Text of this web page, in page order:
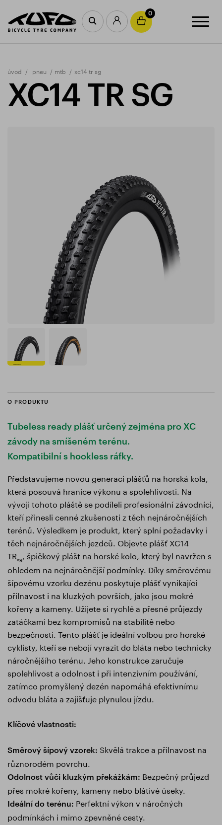
0
úvod pneu mtb xc14 tr sg
XC14 TR SG
O PRODUKTU
Tubeless ready plášť určený zejména pro XC
závody na smíšeném terénu.
Kompatibilní s hookless ráfky.
Představujeme novou generaci plášťů na horská kola,
která posouvá hranice výkonu a spolehlivosti. Na
vývoji tohoto pláště se podíleli profesionální závodníci,
kteří přinesli cenné zkušenosti z těch nejnáročnějších
terénů. Výsledkem je produkt, který splní požadavky i
těch nejnáročnějších jezdců. Objevte plášť XC14
TRsg, špičkový plášt na horské kolo, který byl navržen s
ohledem na nejnáročnější podmínky. Díky směrovému
šípovému vzorku dezénu poskytuje plášť vynikající
přilnavost i na kluzkých površích, jako jsou mokré
kořeny a kameny. Užijete si rychlé a přesné průjezdy
zatáčkami bez kompromisů na stabilitě nebo
bezpečnosti. Tento plášť je ideální volbou pro horské
cyklisty, kteří se nebojí vyrazit do bláta nebo technicky
náročnějšího terénu. Jeho konstrukce zaručuje
spolehlivost a odolnost i při intenzivním používání,
zatímco promyšlený dezén napomáhá efektivnímu
odvodu bláta a zajišťuje plynulou jízdu.
Klíčové vlastnosti:
Směrový šípový vzorek: Skvělá trakce a přilnavost na
různorodém povrchu.
Odolnost vůči kluzkým překážkám: Bezpečný průjezd
přes mokré kořeny, kameny nebo blátivé úseky.
Ideální do terénu: Perfektní výkon v náročných
podmínkách i mimo zpevněné cesty.